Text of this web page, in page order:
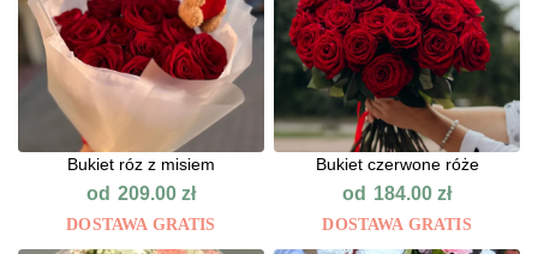
Bukiet róz z misiem
od 209.00 zł
DOSTAWA GRATIS
Bukiet czerwone róże
od 184.00zł
DOSTAWA GRATIS